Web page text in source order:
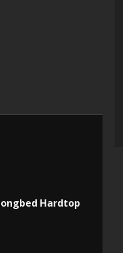
Hardtop